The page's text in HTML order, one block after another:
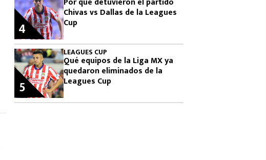
Chivas vs Dallas de la Leagues
Cup
4
LEAGUES CUP
Qué equipos de la Liga MX ya
quedaron eliminados de la
Leagues Cup
5